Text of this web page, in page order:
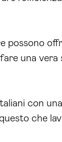
possono
una vera
con
che